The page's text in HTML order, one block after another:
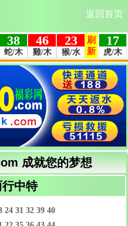
返回首页
成就您的梦想